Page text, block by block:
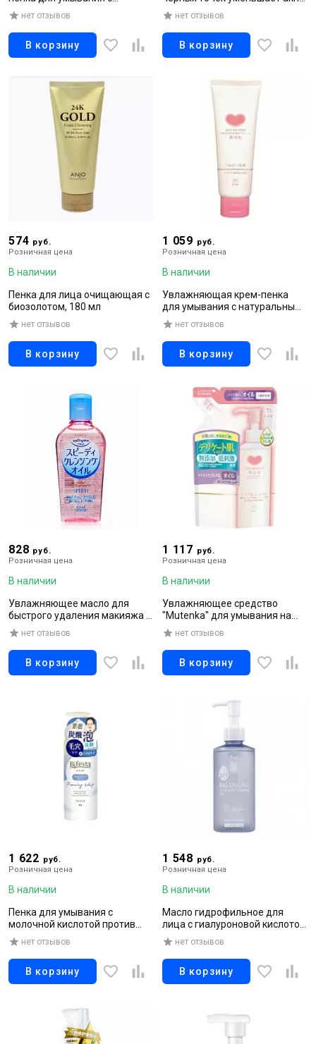
керамидами и
аминокислотами, 150 г
нет отзывов
В корзину
и выравнивает текстуру кожи,
100 г
нет отзывов
В корзину
574 руб.
Розничная цена
В наличии
Пенка для лица очищающая с
биозолотом, 180 мл
нет отзывов
В корзину
1 059 руб.
Розничная цена
В наличии
Увлажняющая крем-пенка
для умывания с натуральными
ингредиентами без добавок,
110 г
нет отзывов
В корзину
828 руб.
Розничная цена
В наличии
Увлажняющее масло для
быстрого удаления макияжа и
глубокого очищения кожи, без
парабенов и отдушек, 60 мл
нет отзывов
В корзину
1 117 руб.
Розничная цена
В наличии
Увлажняющее средство
"Mutenka" для умывания на
масляной основе с
натуральными ингредиентами
без добавок, 130 мл
нет отзывов
В корзину
1 622 руб.
Розничная цена
В наличии
Пенка для умывания с
молочной кислотой против
тусклого цвета кожи лица,
200гр
нет отзывов
В корзину
1 548 руб.
Розничная цена
В наличии
Масло гидрофильное для
лица с гиалуроновой кислотой,
200 мл
нет отзывов
В корзину